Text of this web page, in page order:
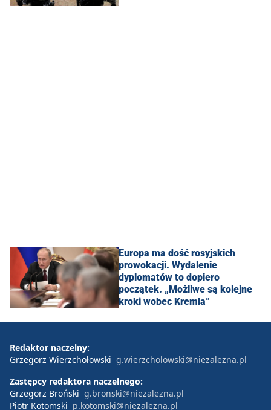
Europa ma dość rosyjskich
prowokacji. Wydalenie
dyplomatów to dopiero
początek. „Możliwe są kolejne
kroki wobec Kremla”
Redaktor naczelny:
Grzegorz Wierzchołowski g.wierzcholowski@niezalezna.pl
Zastępcy redaktora naczelnego:
Grzegorz Broński g.bronski@niezalezna.pl
Piotr Kotomski p.kotomski@niezalezna.pl